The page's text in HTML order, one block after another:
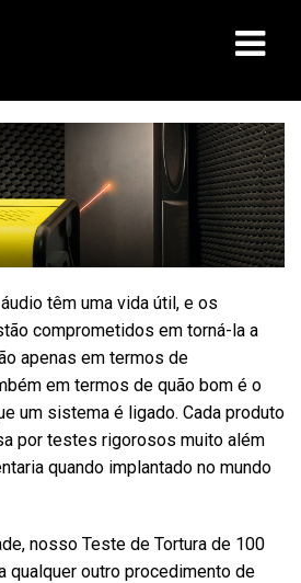
têm uma vida útil, e os
comprometidos em torná-la a
apenas em termos de
em termos de quão bom é o
um sistema é ligado. Cada produto
por testes rigorosos muito além
quando implantado no mundo
nosso Teste de Tortura de 100
qualquer outro procedimento de